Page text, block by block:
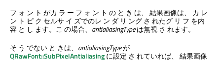
フ ォ ン ト がカ ラ ー フ ォ ン ト の と き は、 結果画像は、 カ レ
ン ト ピ ク セルサ イ ズでのレ ン ダ リ ング さ れたグ リ フ を内
容 と し ます。こ の場合、 antialiasingTypeは無視 さ れます。
そ う でない と きは、 antialiasingTypeが
QRawFont::SubPixelAntialiasingに設定 さ れていれば、 結果画像